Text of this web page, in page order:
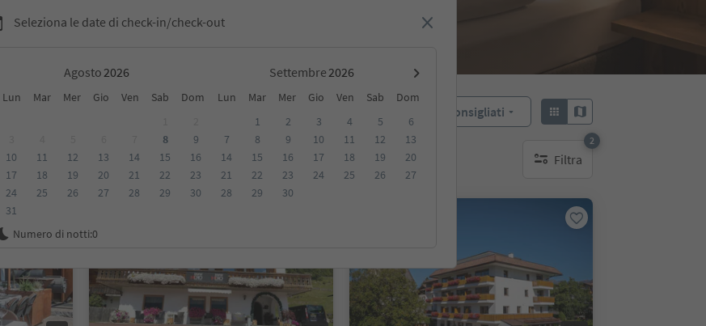
Seleziona le date di check-in/check-out
Agosto Settembre
Lun Mar Mer Gio Ven Sab Dom Lun Mar Mer Gio Ven Sab
Dom
8
9
10
11 12 13 14 15
16
17
18 19 20 21 22
23
24
25 26 27 28 29
30
31
1 2 3 4 5
6
7
8 9 10 11 12
13
14
15 16 17 18 19
20
21
22 23 24 25 26
27
28
29 30
Numero di notti:0
Consigliati
Categoria Trattamento Alloggi sostenibili Filtra
2
filtri attivi